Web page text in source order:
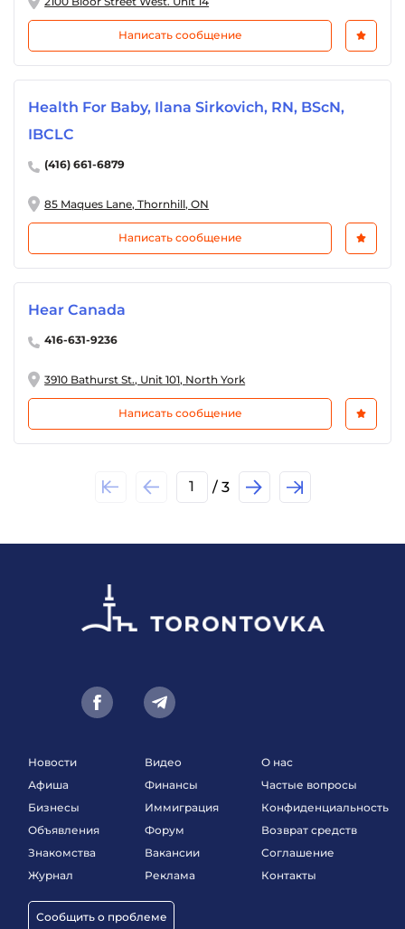
Написать сообщение
Health For Baby, Ilana Sirkovich, RN, BScN,
IBCLC
(416) 661-6879
85 Maques Lane, Thornhill, ON
Написать сообщение
Hear Canada
416-631-9236
3910 Bathurst St., Unit 101, North York
Написать сообщение
1 / 3
Новости
Афиша
Бизнесы
Объявления
Знакомства
Журнал
Сообщить о проблеме
Видео
Финансы
Иммиграция
Форум
Вакансии
Реклама
О нас
Частые вопросы
Конфиденциальность
Возврат средств
Соглашение
Контакты